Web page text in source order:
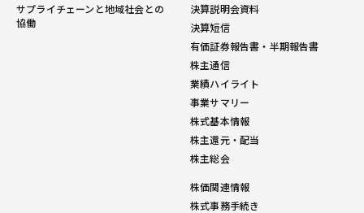
サプライチェーンと地域社会との
協働
決算説明会資料
決算短信
有価証券報告書・半期報告書
株主通信
業績ハイライト
事業サマリー
株式基本情報
株主還元・配当
株主総会
株価関連情報
株式事務手続き